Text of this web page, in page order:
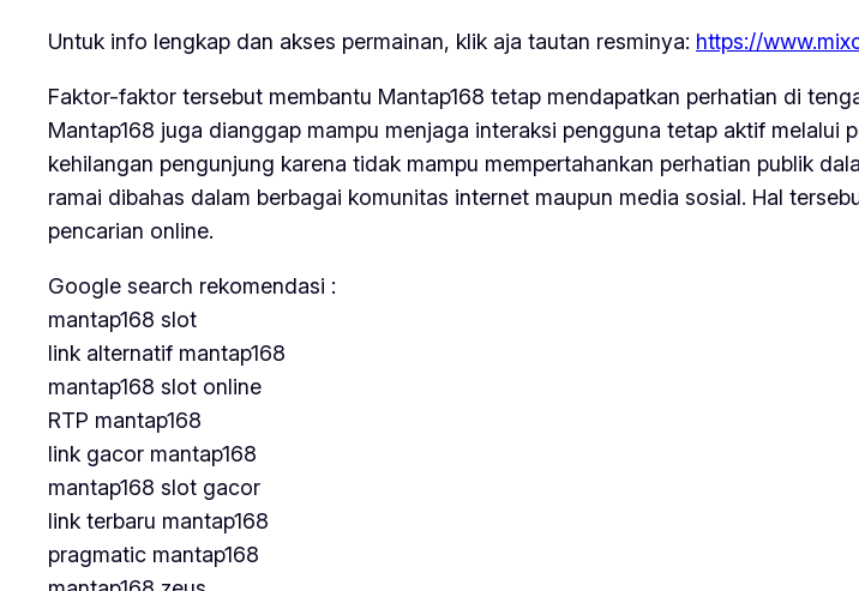
Untuk info lengkap dan akses permainan, klik aja tautan resminya: https://
Faktor-faktor tersebut membantu Mantap168 tetap mendapatkan perhatian di
Mantap168 juga dianggap mampu menjaga interaksi pengguna tetap aktif
kehilangan pengunjung karena tidak mampu mempertahankan perhatian publik
ramai dibahas dalam berbagai komunitas internet maupun media sosial. Hal
pencarian online.
Google search rekomendasi :
mantap168 slot
link alternatif mantap168
mantap168 slot online
RTP mantap168
link gacor mantap168
mantap168 slot gacor
link terbaru mantap168
pragmatic mantap168